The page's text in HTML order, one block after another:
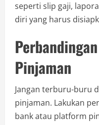
seperti slip gaji,
diri yang harus
Pinjaman
Jangan terburu-buru
pinjaman. Lakukan
bank atau platform